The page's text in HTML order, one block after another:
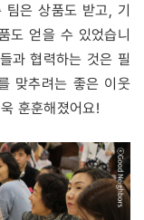
팀은 상품도 받고, 기
도 얻을 수 있었습니
과 협력하는 것은 필
맞추려는 좋은 이웃
훈훈해졌어요!